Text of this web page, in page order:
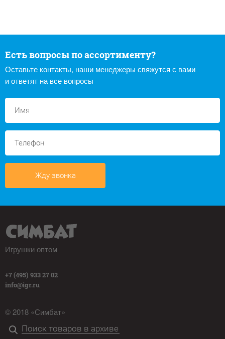
Есть вопросы по ассортименту?
Оставьте контакты, наши менеджеры свяжутся с вами
и ответят на все вопросы
Жду звонка
Игрушки оптом
+7 (495) 933 27 02
info@igr.ru
© 2018 «Симбат»